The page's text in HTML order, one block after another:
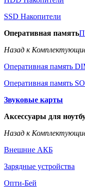
SSD Накопители
Оперативная память
Назад к
Оперативная память
Оперативная память
Звуковые карты
Аксессуары для
Назад к
Внешние АКБ
Зарядные устройства
Опти-Бей